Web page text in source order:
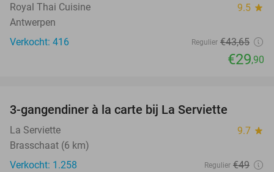
Royal Thai Cuisine 9.5 star
Antwerpen
Verkocht: 416
Regulier €43,65
€29,90
3-gangendiner à la carte bij La Serviette
La Serviette 9.7 star
Brasschaat (6 km)
Verkocht: 1.258
Regulier €49